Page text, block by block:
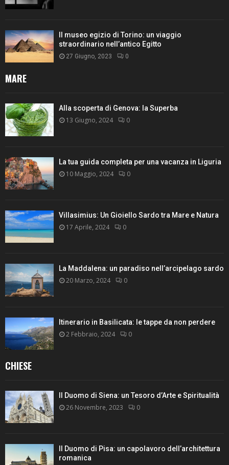
Il museo egizio di Torino: un viaggio
straordinario nell’antico Egitto
27 Giugno, 2023 0
MARE
Alla scoperta di Genova: la Superba
13 Giugno, 2024 0
La tua guida completa per una vacanza in Liguria
10 Maggio, 2024 0
Villasimius: Un Gioiello Sardo tra Mare e Natura
17 Aprile, 2024 0
La Maddalena: un paradiso nell’arcipelago sardo
20 Marzo, 2024 0
Itinerario in Basilicata: le tappe da non perdere
2 Febbraio, 2024 0
CHIESE
Il Duomo di Siena: un Tesoro d’Arte e Spiritualità
26 Novembre, 2023 0
Il Duomo di Pisa: un capolavoro dell’architettura
romanica